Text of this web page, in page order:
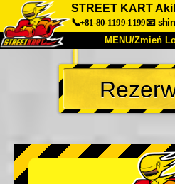
STREET KART
📞+81-80-1199-1199📧
MENU/Zmień
TOP
O nas
Firma
Zmień